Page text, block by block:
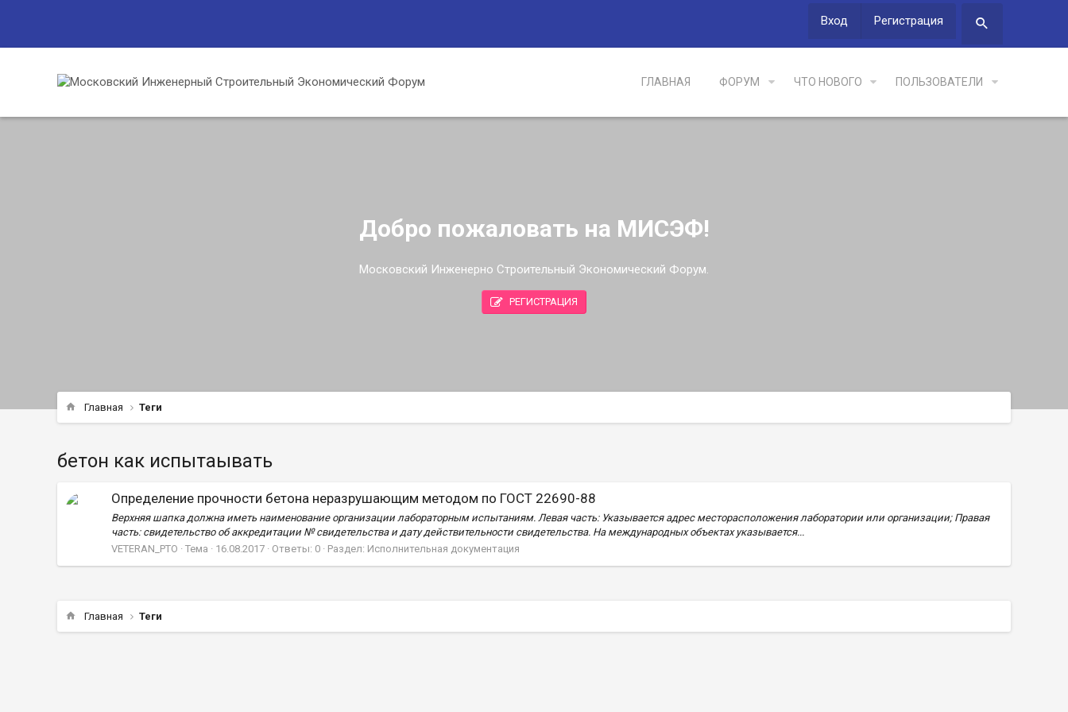
Вход Регистрация
ГЛАВНАЯ ФОРУМ ЧТО НОВОГО ПОЛЬЗОВАТЕЛИ
Добро пожаловать на МИСЭФ!
Московский Инженерно Строительный Экономический Форум.
РЕГИСТРАЦИЯ
Главная Теги
бетон как испытаывать
Определение прочности бетона неразрушающим методом по ГОСТ 22690-88
Верхняя шапка должна иметь наименование организации лабораторным испытаниям. Левая часть: Указывается адрес месторасположения лаборатории или организации; Правая
часть: свидетельство об аккредитации № свидетельства и дату действительности свидетельства. На международных объектах указывается...
VETERAN_PTO
Тема 16.08.2017 Ответы: 0 Раздел: Исполнительная документация
Главная Теги